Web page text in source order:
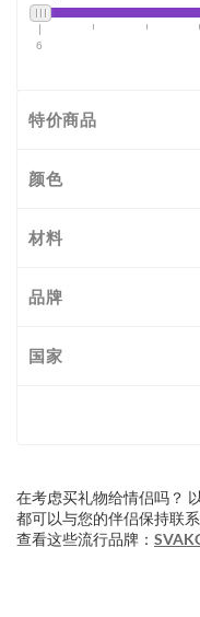
6
特价商品
颜色
材料
品牌
国家
在考虑买礼物给情侣吗？
都可以与您的伴侣保持联
查看这些流行品牌：